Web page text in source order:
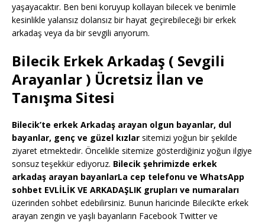
yaşayacaktır. Ben beni koruyup kollayan bilecek ve benimle
kesinlikle yalansız dolansız bir hayat geçirebileceği bir erkek
arkadaş veya da bir sevgili arıyorum.
Bilecik Erkek Arkadaş ( Sevgili
Arayanlar ) Ücretsiz İlan ve
Tanışma Sitesi
Bilecik’te erkek Arkadaş arayan olgun bayanlar, dul
bayanlar, genç ve güzel kızlar sitemizi yoğun bir şekilde
ziyaret etmektedir. Öncelikle sitemize gösterdiğiniz yoğun ilgiye
sonsuz teşekkür ediyoruz. Bilecik şehrimizde erkek
arkadaş arayan bayanlarLa cep telefonu ve WhatsApp
sohbet EVLİLİK VE ARKADAŞLIK grupları ve numaraları
üzerinden sohbet edebilirsiniz. Bunun haricinde Bilecik’te erkek
arayan zengin ve yaşlı bayanların Facebook Twitter ve